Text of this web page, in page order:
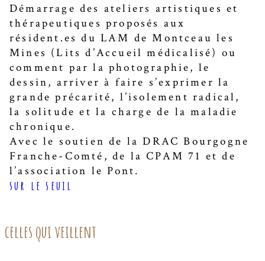
Démarrage des ateliers artistiques et
thérapeutiques proposés aux
résident.es du LAM de Montceau les
Mines (Lits d’Accueil médicalisé) ou
comment par la photographie, le
dessin, arriver à faire s’exprimer la
grande précarité, l’isolement radical,
la solitude et la charge de la maladie
chronique.
Avec le soutien de la DRAC Bourgogne
Franche-Comté, de la CPAM 71 et de
l’association le Pont.
sur le seuil
celles qui veillent